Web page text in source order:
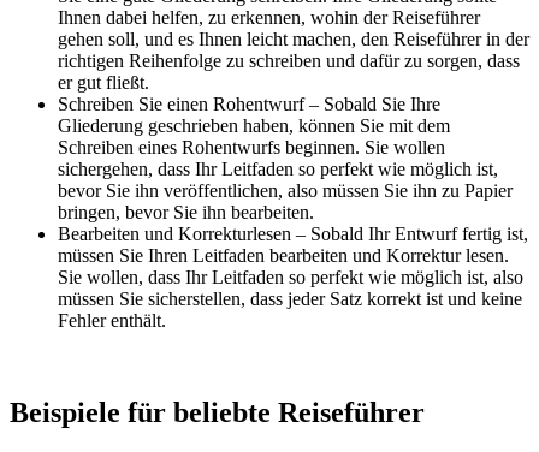
Ihnen dabei helfen, zu erkennen, wohin der Reiseführer
gehen soll, und es Ihnen leicht machen, den Reiseführer in der
richtigen Reihenfolge zu schreiben und dafür zu sorgen, dass
er gut fließt.
Schreiben Sie einen Rohentwurf – Sobald Sie Ihre
Gliederung geschrieben haben, können Sie mit dem
Schreiben eines Rohentwurfs beginnen. Sie wollen
sichergehen, dass Ihr Leitfaden so perfekt wie möglich ist,
bevor Sie ihn veröffentlichen, also müssen Sie ihn zu Papier
bringen, bevor Sie ihn bearbeiten.
Bearbeiten und Korrekturlesen – Sobald Ihr Entwurf fertig ist,
müssen Sie Ihren Leitfaden bearbeiten und Korrektur lesen.
Sie wollen, dass Ihr Leitfaden so perfekt wie möglich ist, also
müssen Sie sicherstellen, dass jeder Satz korrekt ist und keine
Fehler enthält.
Beispiele für beliebte Reiseführer